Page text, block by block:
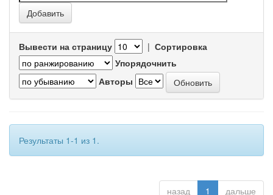
Вывести на страницу | Сортировка
Упорядочнить
Авторы
Результаты 1-1 из 1.
назад 1 дальше